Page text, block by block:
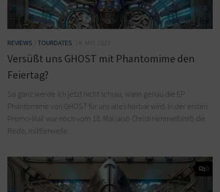
REVIEWS TOURDATES
Versüßt uns GHOST mit Phantomime den
Feiertag?
So ganz werde ich jetzt nicht schlau, wann genau die EP
Phantomime von GHOST für uns alles hörbar wird. In der ersten
Promo-Mail war noch vom 18. Mai (also Christi Himmelfahrt) die
Rede, mittlerweile...
0